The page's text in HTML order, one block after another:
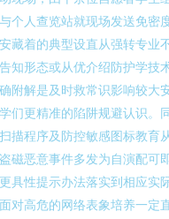
个人查览站就现场发送免密
藏着的典型设直从强转专业
知形态或从优介绍防护学技
附解是及时救常识影响较大
们更精准的陷阱规避认识。
描程序及防控敏感图标教育
磁恶意事件多发为自演配可
具性提示办法落实到相应实
对高危的网络表象培养一定